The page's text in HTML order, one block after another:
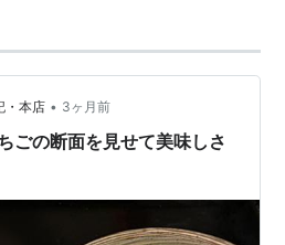
・本店 • 3ヶ月前
の断面を見せて美味しさ